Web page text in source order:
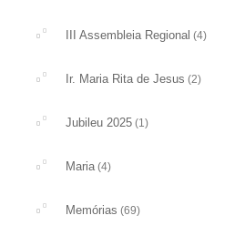
III Assembleia Regional (4)
Ir. Maria Rita de Jesus (2)
Jubileu 2025 (1)
Maria(4)
Memórias (69)